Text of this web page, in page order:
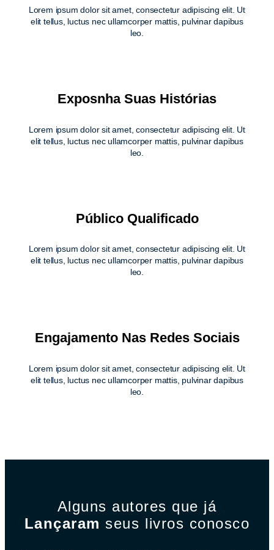
Lorem ipsum dolor sit amet, consectetur adipiscing elit. Ut
elit tellus, luctus nec ullamcorper mattis, pulvinar dapibus
leo.
Exposnha Suas Histórias
Lorem ipsum dolor sit amet, consectetur adipiscing elit. Ut
elit tellus, luctus nec ullamcorper mattis, pulvinar dapibus
leo.
Público Qualificado
Lorem ipsum dolor sit amet, consectetur adipiscing elit. Ut
elit tellus, luctus nec ullamcorper mattis, pulvinar dapibus
leo.
Engajamento Nas Redes Sociais
Lorem ipsum dolor sit amet, consectetur adipiscing elit. Ut
elit tellus, luctus nec ullamcorper mattis, pulvinar dapibus
leo.
Alguns autores que já
Lançaram seus livros conosco